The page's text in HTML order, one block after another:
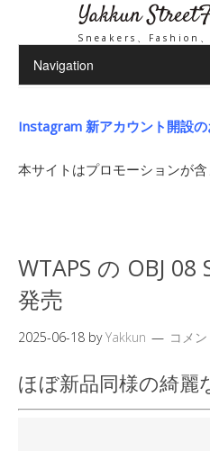
Yakkun
Sneakers、
Instagram 新アカウント開設
本サイトはプロモーションが
WTAPS の OBJ
発売
2025-06-18 byYakkun コメ
ほぼ新品同様の綺麗